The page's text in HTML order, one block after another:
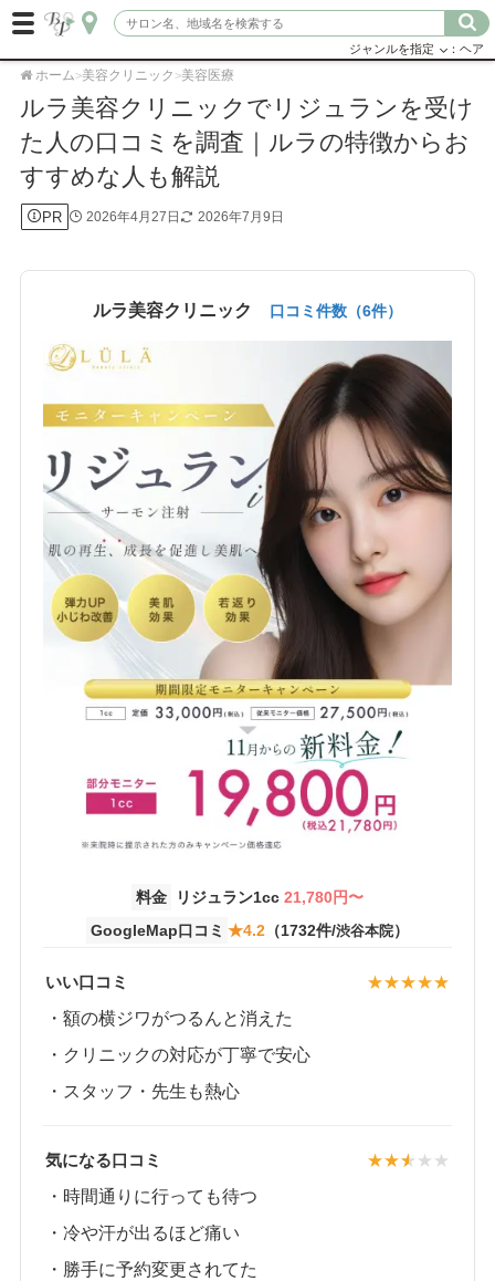
ジャンルを指定 ：ヘア
ホーム>美容クリニック >美容医療
ルラ美容クリニックでリジュランを受け
た人の口コミを調査｜ルラの特徴からお
すすめな人も解説
PR 2026年4月27日 2026年7月9日
ルラ美容クリニック 口コミ件数（6件）
料金 リジュラン1cc 21,780円〜
GoogleMap口コミ ★4.2 （1732件/渋谷本院）
いい口コミ
・額の横ジワがつるんと消えた
・クリニックの対応が丁寧で安心
・スタッフ・先生も熱心
気になる口コミ
・時間通りに行っても待つ
・冷や汗が出るほど痛い
・勝手に予約変更されてた